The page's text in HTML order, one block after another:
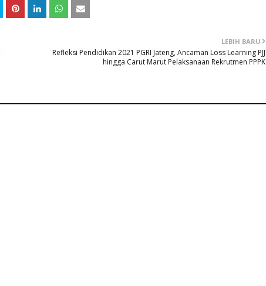
LEBIH BARU
Refleksi Pendidikan 2021 PGRI Jateng, Ancaman Loss Learning PJJ
hingga Carut Marut Pelaksanaan Rekrutmen PPPK